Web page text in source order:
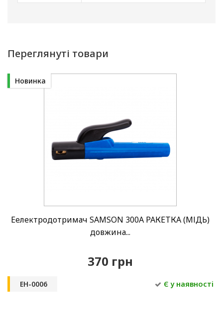
Переглянуті товари
Новинка
Еелектродотримач SAMSON 300A РАКЕТКА (МІДЬ)
довжина...
370 грн
Є у наявності
EH-0006